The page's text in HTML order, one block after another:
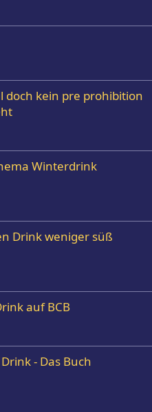
doch kein pre prohibition
Winterdrink
Drink weniger süß
auf BCB
- Das Buch